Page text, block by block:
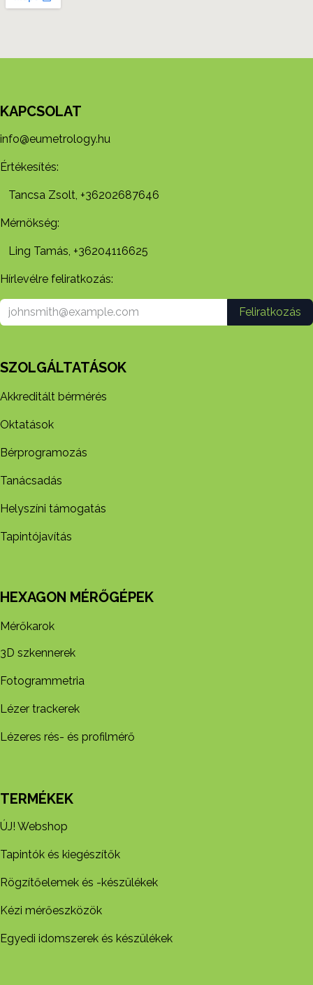
KAPCSOLAT
info@eumetrology.hu
Értékesítés:
Tancsa Zsolt, +36202687646
Mérnökség:
Ling Tamás, +36204116625
Hírlevélre feliratkozás:
Feliratkozás
SZOLGÁLTATÁSOK
Akkreditált bérmérés
Oktatások
Bérprogramozás
Tanácsadás
Helyszíni támogatás
Tapintójavítás
HEXAGON MÉRŐGÉPEK
Mérőkarok
3D szkennerek
Fotogrammetria
Lézer trackerek
Lézeres rés- és profilmérő
TERMÉKEK
ÚJ! Webshop
Tapintók és kiegészítők
Rögzítőelemek és -készül​ékek
Kézi mérőeszközök
Egyedi idomszerek és készülékek